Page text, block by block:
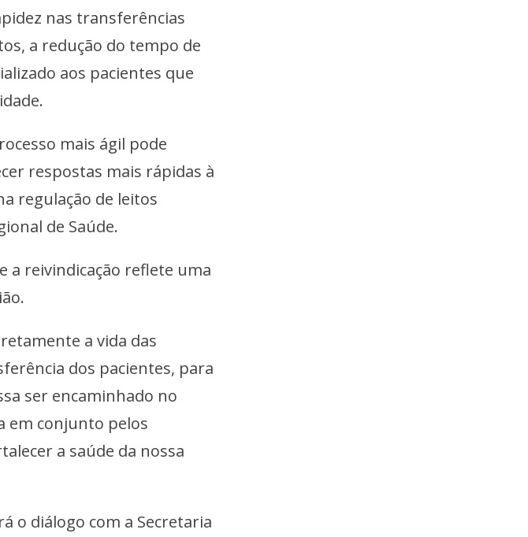
nas transferências
a redução do tempo de
aos pacientes que
mais ágil pode
respostas mais rápidas à
regulação de leitos
de Saúde.
a reivindicação reflete uma
a vida das
dos pacientes, para
ser encaminhado no
em conjunto pelos
a saúde da nossa
o diálogo com a Secretaria